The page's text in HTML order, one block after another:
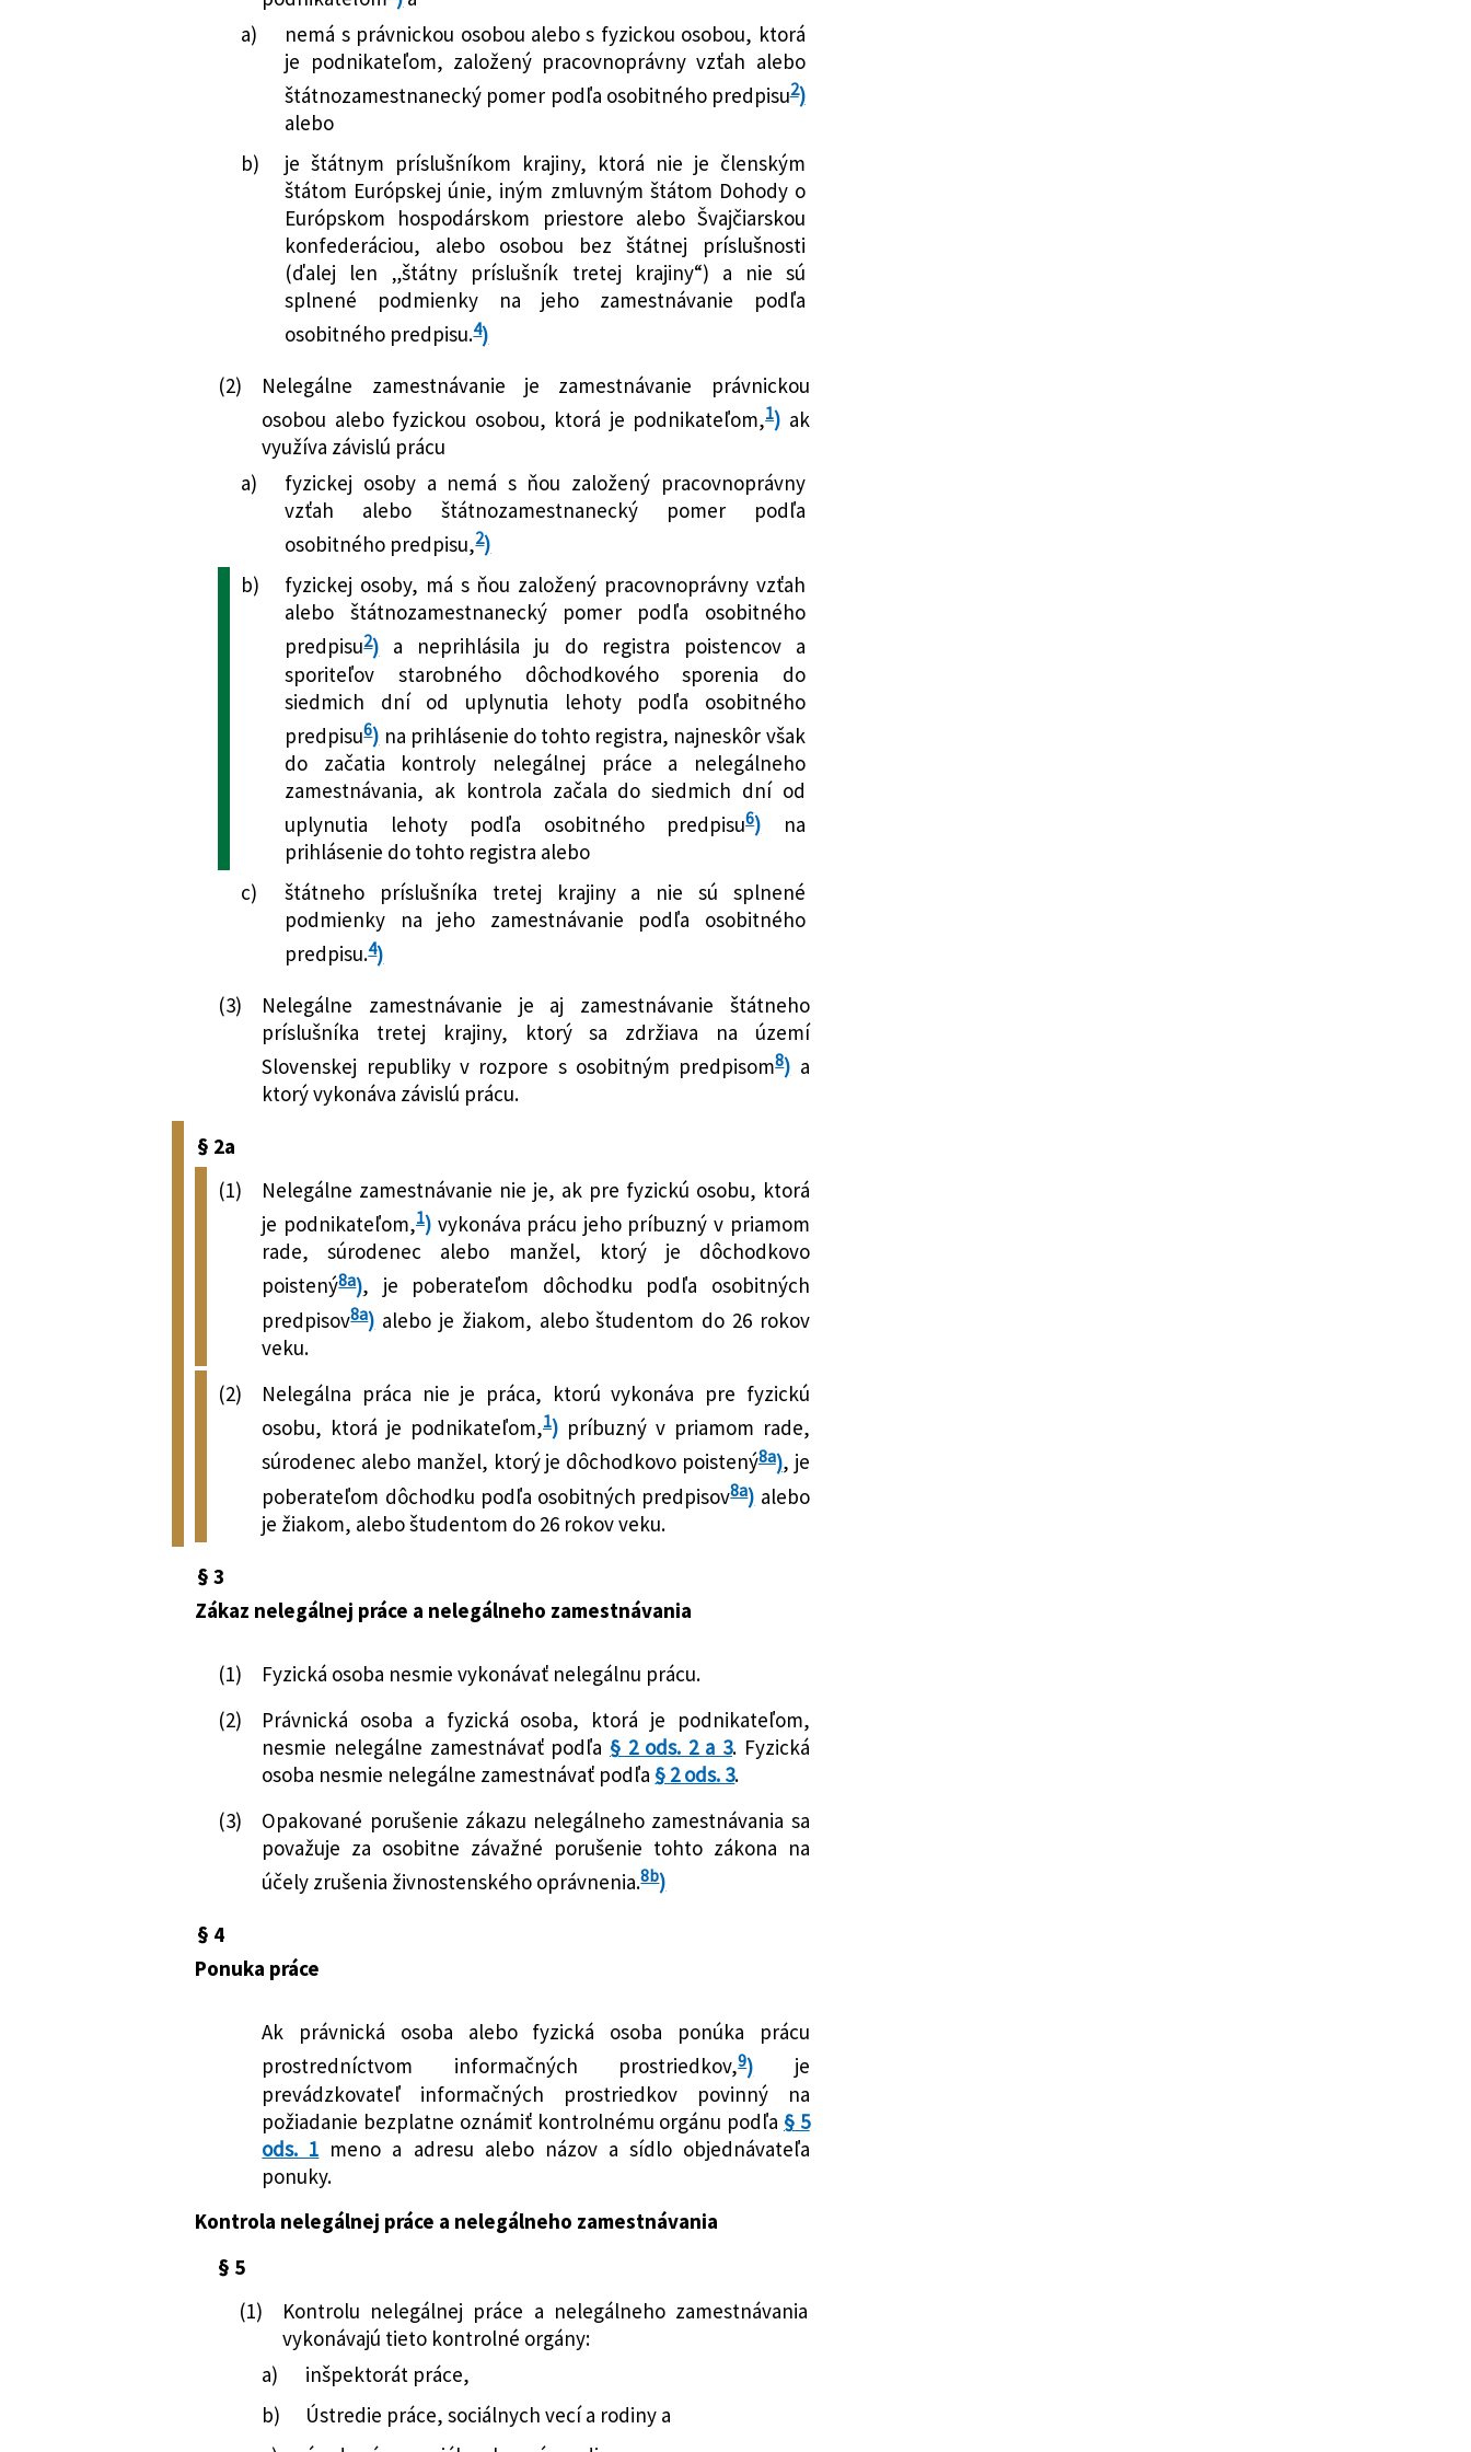
dopĺňajú niektoré zákony
351/2015 Z. z.
Zákon o cezhraničnej spolupráci pri vysielaní
zamestnancov na výkon prác pri poskytovaní služieb a
o zmene a doplnení niektorých zákonov
294/2017 Z. z.
nelegálnej práci a nelegálnom zamestnávaní a o
zmene a doplnení niektorých zákonov v znení
neskorších predpisov
320/2019 Z. z.
Zákon, ktorým sa mení zákon č. 82/2005 Z. z. o
nelegálnej práci a nelegálnom zamestnávaní a o
zmene a doplnení niektorých zákonov v znení
neskorších predpisov
Zákon, ktorým sa mení a dopĺňa zákon č. 311/2001 Z. z.
Zákonník práce v znení neskorších predpisov a ktorým
sa menia a dopĺňajú niektoré zákony
112/2022 Z. z.
Zákon, ktorým sa mení a dopĺňa zákon č. 82/2005 Z. z. o
nelegálnej práci a nelegálnom zamestnávaní a o
zmene a doplnení niektorých zákonov v znení
neskorších predpisov a ktorým sa mení a dopĺňa zákon
č. 5/2004 Z. z. o službách zamestnanosti a o zmene a
doplnení niektorých zákonov v znení neskorších
predpisov
Zákon, ktorým sa mení a dopĺňa zákon č. 125/2006 Z. z.
o inšpekcii práce a o zmene a doplnení zákona č.
82/2005 Z. z. o nelegálnej práci a nelegálnom
zamestnávaní a o zmene a doplnení niektorých
zákonov v znení neskorších predpisov a ktorým sa
menia a dopĺňajú niektoré zákony
a)
nemá s právnickou osobou alebo s fyzickou osobou, ktorá
je podnikateľom, založený pracovnoprávny vzťah alebo
štátnozamestnanecký pomer podľa osobitného predpisu2)
alebo
b)
je štátnym príslušníkom krajiny, ktorá nie je členským
štátom Európskej únie, iným zmluvným štátom Dohody o
Európskom hospodárskom priestore alebo Švajčiarskou
konfederáciou, alebo osobou bez štátnej príslušnosti
(ďalej len „štátny príslušník tretej krajiny“) a nie sú
splnené podmienky na jeho zamestnávanie podľa
osobitného predpisu.4)
(2)
Nelegálne zamestnávanie je zamestnávanie právnickou
osobou alebo fyzickou osobou, ktorá je podnikateľom,1) ak
využíva závislú prácu
a)
fyzickej osoby a nemá s ňou založený pracovnoprávny
vzťah alebo štátnozamestnanecký pomer podľa
osobitného predpisu,2)
b)
fyzickej osoby, má s ňou založený pracovnoprávny vzťah
alebo štátnozamestnanecký pomer podľa osobitného
predpisu2) a neprihlásila ju do registra poistencov a
sporiteľov starobného dôchodkového sporenia do
siedmich dní od uplynutia lehoty podľa osobitného
predpisu6) na prihlásenie do tohto registra, najneskôr však
do začatia kontroly nelegálnej práce a nelegálneho
zamestnávania, ak kontrola začala do siedmich dní od
uplynutia lehoty podľa osobitného predpisu6) na
prihlásenie do tohto registra alebo
c)
štátneho príslušníka tretej krajiny a nie sú splnené
podmienky na jeho zamestnávanie podľa osobitného
predpisu.4)
(3)
Nelegálne zamestnávanie je aj zamestnávanie štátneho
príslušníka tretej krajiny, ktorý sa zdržiava na území
Slovenskej republiky v rozpore s osobitným predpisom8) a
ktorý vykonáva závislú prácu.
§ 2a
(1)
Nelegálne zamestnávanie nie je, ak pre fyzickú osobu, ktorá
je podnikateľom,1) vykonáva prácu jeho príbuzný v priamom
rade, súrodenec alebo manžel, ktorý je dôchodkovo
poistený8a), je poberateľom dôchodku podľa osobitných
predpisov8a) alebo je žiakom, alebo študentom do 26 rokov
veku.
(2)
Nelegálna práca nie je práca, ktorú vykonáva pre fyzickú
osobu, ktorá je podnikateľom,1) príbuzný v priamom rade,
súrodenec alebo manžel, ktorý je dôchodkovo poistený8a), je
poberateľom dôchodku podľa osobitných predpisov8a) alebo
je žiakom, alebo študentom do 26 rokov veku.
§ 3
Zákaz nelegálnej práce a nelegálneho zamestnávania
(1)
Fyzická osoba nesmie vykonávať nelegálnu prácu.
(2)
Právnická osoba a fyzická osoba, ktorá je podnikateľom,
nesmie nelegálne zamestnávať podľa § 2 ods. 2 a 3. Fyzická
osoba nesmie nelegálne zamestnávať podľa § 2 ods. 3.
(3)
Opakované porušenie zákazu nelegálneho zamestnávania sa
považuje za osobitne závažné porušenie tohto zákona na
účely zrušenia živnostenského oprávnenia.8b)
§ 4
Ponuka práce
Ak právnická osoba alebo fyzická osoba ponúka prácu
prostredníctvom informačných prostriedkov,9) je
prevádzkovateľ informačných prostriedkov povinný na
požiadanie bezplatne oznámiť kontrolnému orgánu podľa § 5
ods. 1 meno a adresu alebo názov a sídlo objednávateľa
ponuky.
Kontrola nelegálnej práce a nelegálneho zamestnávania
§ 5
(1)
Kontrolu nelegálnej práce a nelegálneho zamestnávania
vykonávajú tieto kontrolné orgány:
a)
inšpektorát práce,
b)
Ústredie práce, sociálnych vecí a rodiny a